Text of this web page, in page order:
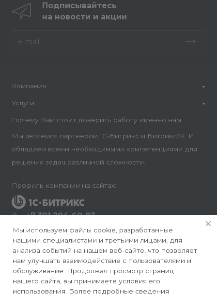
Подписывайтесь
на новости и акции
Компания
Услуги
Почему Вам стоит доверить работу именно нам
Мы являемся партнером 1С-Битрикс и Битрикс24. И
обладаем всеми необходимыми компетенциями для
решения задач различной сложности.
Профиль компании на сайтах:
+7 391 204-60-83
Заказать звонок
info@conversite.ru
г. Красноярск, ул. Ладо Кецховели 22а, офис 8-28/1
Мы используем файлы cookie, разработанные
нашими специалистами и третьими лицами, для
анализа событий на нашем веб-сайте, что позволяет
нам улучшать взаимодействие с пользователями и
обслуживание. Продолжая просмотр страниц
нашего сайта, вы принимаете условия его
использования. Более подробные сведения